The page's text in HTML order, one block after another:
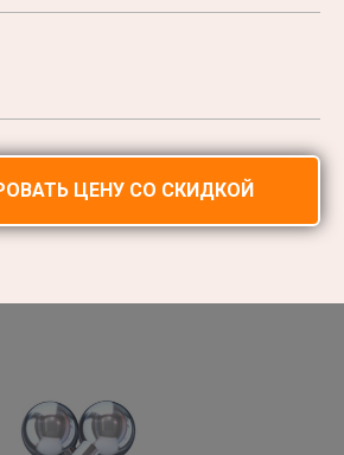
ЦЕНУ СО СКИДКОЙ